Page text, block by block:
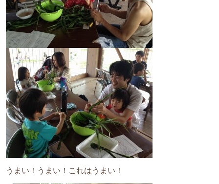
うまい！うまい！これはうまい！